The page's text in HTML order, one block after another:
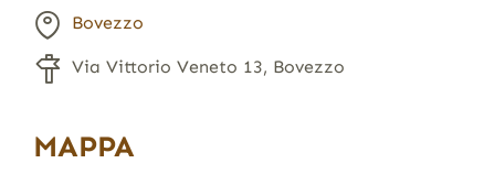
Bovezzo
Via Vittorio Veneto 13, Bovezzo
MAPPA